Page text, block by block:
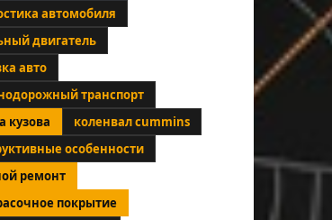
автомобиля
двигатель
авто
транспорт
кузова
коленвал cummins
особенности
ремонт
покрытие